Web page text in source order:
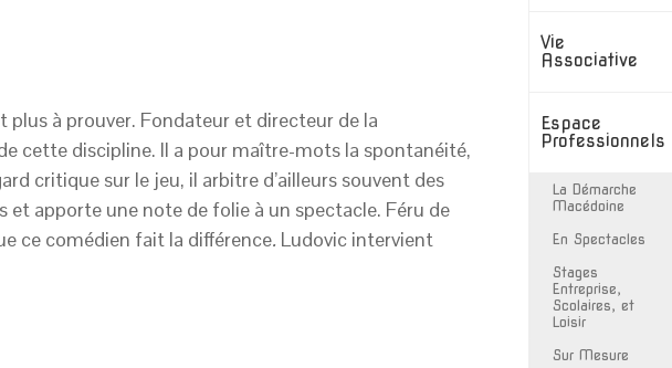
Vie
Associative
Espace
Professionnels
La Démarche
Macédoine
En Spectacles
Stages
Entreprise,
Scolaires, et
Loisir
Sur Mesure
plus à prouver. Fondateur et directeur de la
cette discipline. Il a pour maître-mots la spontanéité,
critique sur le jeu, il arbitre d’ailleurs souvent des
apporte une note de folie à un spectacle. Féru de
ce comédien fait la différence. Ludovic intervient